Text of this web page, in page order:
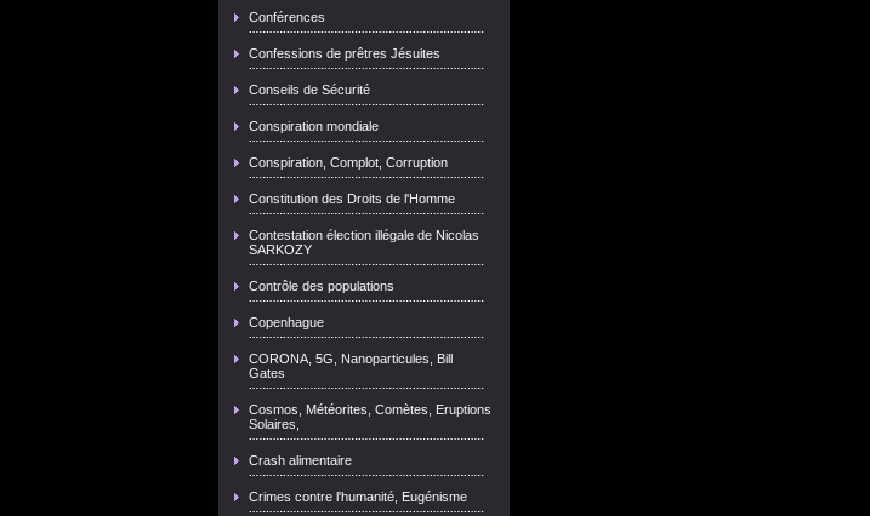
Conférences
Confessions de prêtres Jésuites
Conseils de Sécurité
Conspiration mondiale
Conspiration, Complot, Corruption
Constitution des Droits de l'Homme
Contestation élection illégale de Nicolas
SARKOZY
Contrôle des populations
Copenhague
CORONA, 5G, Nanoparticules, Bill
Gates
Cosmos, Météorites, Comètes, Eruptions
Solaires,
Crash alimentaire
Crimes contre l'humanité, Eugénisme